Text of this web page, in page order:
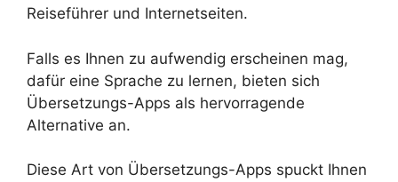
Reiseführer und Internetseiten.
Falls es Ihnen zu aufwendig erscheinen mag,
dafür eine Sprache zu lernen, bieten sich
Übersetzungs-Apps als hervorragende
Alternative an.
Diese Art von Übersetzungs-Apps spuckt Ihnen